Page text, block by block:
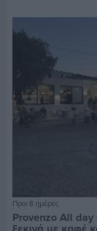
Πριν 8 ημέρες
Provenzo All